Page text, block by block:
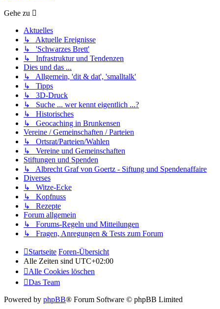
Gehe zu
Aktuelles
↳ Aktuelle Ereignisse
↳ 'Schwarzes Brett'
↳ Infrastruktur und Tendenzen
Dies und das ...
↳ Allgemein, 'dit & dat', 'smalltalk'
↳ Tipps
↳ 3D-Druck
↳ Suche ... wer kennt eigentlich ...?
↳ Historisches
↳ Geocaching in Brunkensen
Vereine / Gemeinschaften / Parteien
↳ Ortsrat/Parteien/Wahlen
↳ Vereine und Gemeinschaften
Stiftungen und Spenden
↳ Albrecht Graf von Goertz - Siftung und Spendenaffaire
Diverses
↳ Witze-Ecke
↳ Kopfnuss
↳ Rezepte
Forum allgemein
↳ Forums-Regeln und Mitteilungen
↳ Fragen, Anregungen & Tests zum Forum
Startseite Foren-Übersicht
Alle Zeiten sind UTC+02:00
Alle Cookies löschen
Das Team
Powered by phpBB® Forum Software © phpBB Limited